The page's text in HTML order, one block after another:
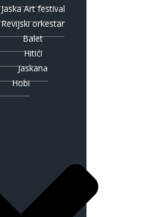
Jaska Art festival
Revijski orkestar
Balet
Hitići
Jaskana
Hobi